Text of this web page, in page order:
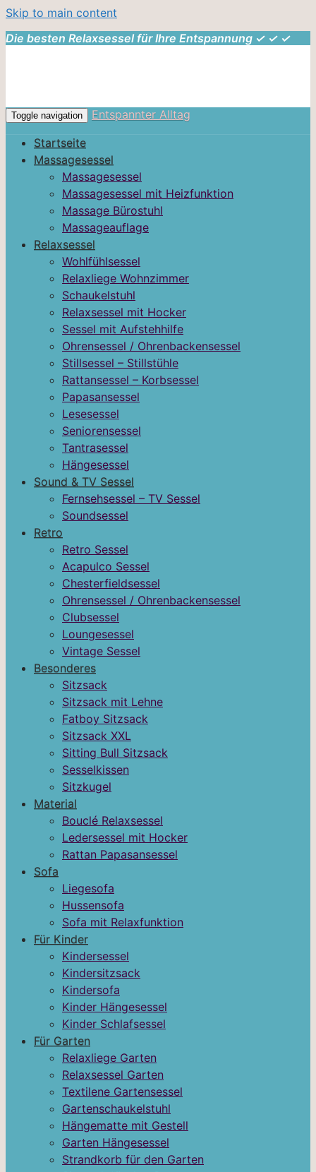
Skip to main content
Die besten Relaxsessel für Ihre Entspannung ✓ ✓ ✓
Toggle navigation
Entspannter Alltag
Startseite
Massagesessel
Massagesessel
Massagesessel mit Heizfunktion
Massage Bürostuhl
Massageauflage
Relaxsessel
Wohlfühlsessel
Relaxliege Wohnzimmer
Schaukelstuhl
Relaxsessel mit Hocker
Sessel mit Aufstehhilfe
Ohrensessel / Ohrenbackensessel
Stillsessel – Stillstühle
Rattansessel – Korbsessel
Papasansessel
Lesesessel
Seniorensessel
Tantrasessel
Hängesessel
Sound & TV Sessel
Fernsehsessel – TV Sessel
Soundsessel
Retro
Retro Sessel
Acapulco Sessel
Chesterfieldsessel
Ohrensessel / Ohrenbackensessel
Clubsessel
Loungesessel
Vintage Sessel
Besonderes
Sitzsack
Sitzsack mit Lehne
Fatboy Sitzsack
Sitzsack XXL
Sitting Bull Sitzsack
Sesselkissen
Sitzkugel
Material
Bouclé Relaxsessel
Ledersessel mit Hocker
Rattan Papasansessel
Sofa
Liegesofa
Hussensofa
Sofa mit Relaxfunktion
Für Kinder
Kindersessel
Kindersitzsack
Kindersofa
Kinder Hängesessel
Kinder Schlafsessel
Für Garten
Relaxliege Garten
Relaxsessel Garten
Textilene Gartensessel
Gartenschaukelstuhl
Hängematte mit Gestell
Garten Hängesessel
Strandkorb für den Garten